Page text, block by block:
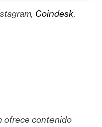
Coindesk,
ofrece contenido